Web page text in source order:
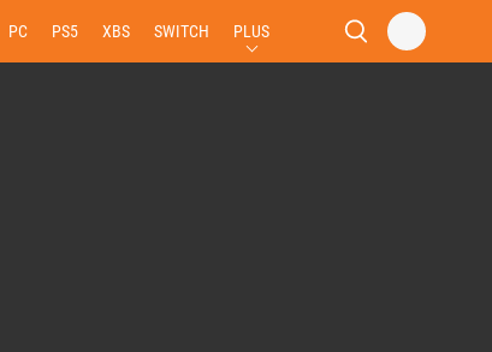
PC PS5 XBS SWITCH PLUS